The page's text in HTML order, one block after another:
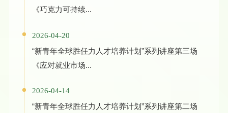
《巧克力可持续...
2026-04-20
“新青年全球胜任力人才培养计划”系列讲座第三场
《应对就业市场...
2026-04-14
“新青年全球胜任力人才培养计划”系列讲座第二场